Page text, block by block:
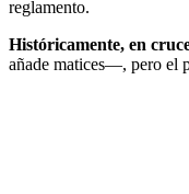
reglamento.
Históricamente, en
añade matices—, pero el